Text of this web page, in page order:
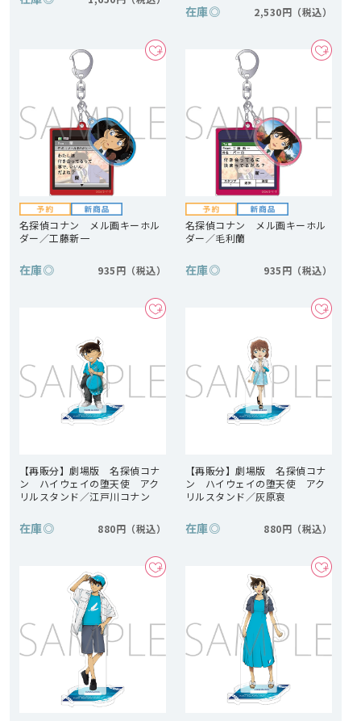
在庫◎ 2,530円
名探偵コナン メル画キーホル
ダー／工藤新一
在庫◎ 935円
名探偵コナン メル画キーホル
ダー／毛利蘭
在庫◎ 935円
【再販分】劇場版 名探偵コナ
ン ハイウェイの堕天使 アク
リルスタンド／江戸川コナン
在庫◎ 880円
【再販分】劇場版 名探偵コナ
ン ハイウェイの堕天使 アク
リルスタンド／灰原哀
在庫◎ 880円